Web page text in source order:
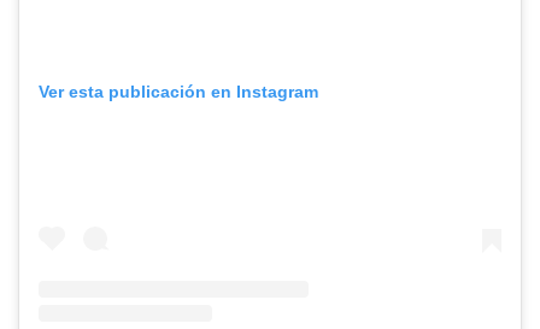
Ver esta publicación en Instagram